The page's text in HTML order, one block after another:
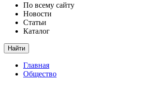
По всему сайту
Новости
Статьи
Каталог
Найти
Главная
Общество